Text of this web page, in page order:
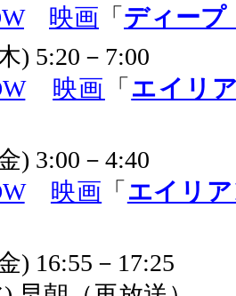
映画 「 ディープ
) 5:20－7:00
映画 「 エイリ
) 3:00－4:40
映画 「 エイリ
) 16:55－17:25